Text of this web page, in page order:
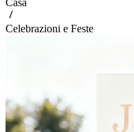
Casa
Celebrazioni e Feste